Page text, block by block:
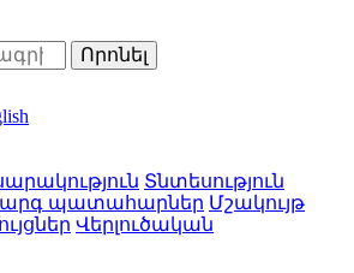
Տնտեսություն
պատահարներ Մշակույթ
Վերլուծական